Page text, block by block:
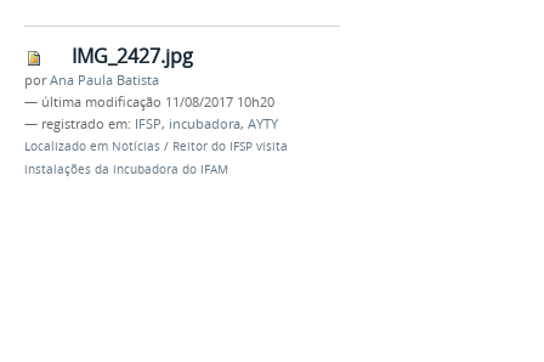
IMG_2427.jpg
porAna Paula Batista
— última modificação 11/08/2017 10h20
— registrado em: IFSP, incubadora, AYTY
Localizado em Notícias / Reitor do IFSP visita
instalações da incubadora do IFAM